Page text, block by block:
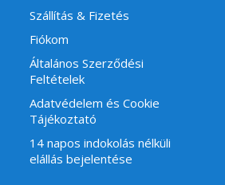
Szállítás & Fizetés
Fiókom
Általános Szerződési
Feltételek
Adatvédelem és Cookie
Tájékoztató
14 napos indokolás nélküli
elállás bejelentése